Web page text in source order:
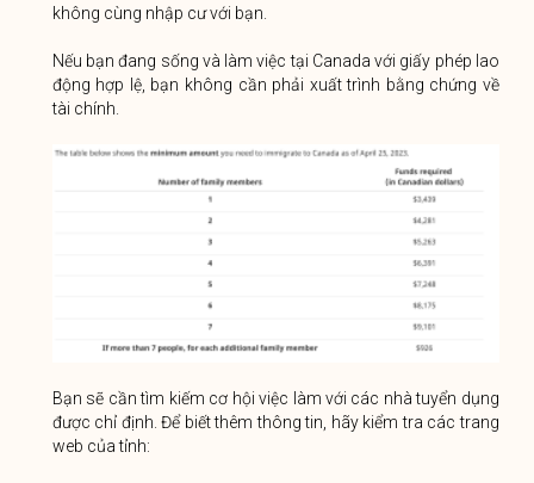
không cùng nhập cư với bạn.
Nếu bạn đang sống và làm việc tại Canada với giấy phép lao
động hợp lệ, bạn không cần phải xuất trình bằng chứng về
tài chính.
Bạn sẽ cần tìm kiếm cơ hội việc làm với các nhà tuyển dụng
được chỉ định. Để biết thêm thông tin, hãy kiểm tra các trang
web của tỉnh: